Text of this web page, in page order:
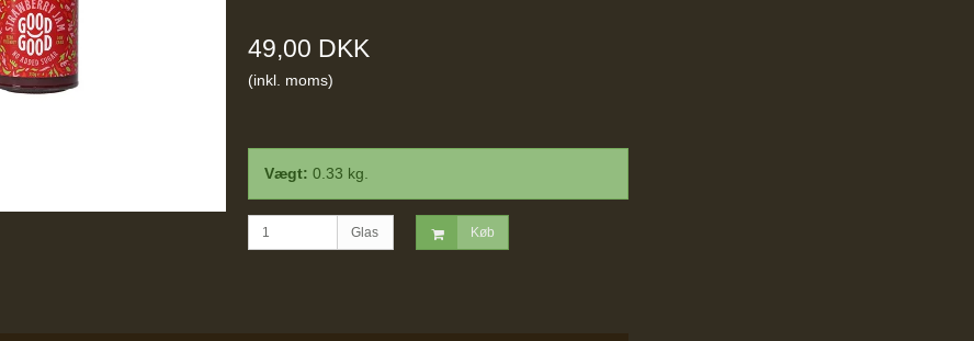
49,00 DKK
(inkl. moms)
Vægt: 0.33 kg.
Glas Køb